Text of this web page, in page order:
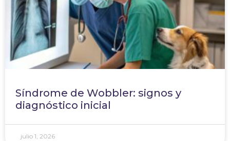
Síndrome de Wobbler: signos y
diagnóstico inicial
julio 1, 2026